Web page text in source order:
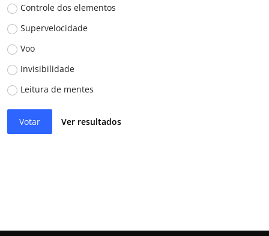
Controle dos elementos
Supervelocidade
Voo
Invisibilidade
Leitura de mentes
Votar Ver resultados